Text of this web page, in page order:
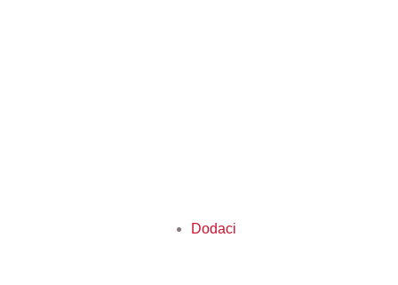
Dodaci